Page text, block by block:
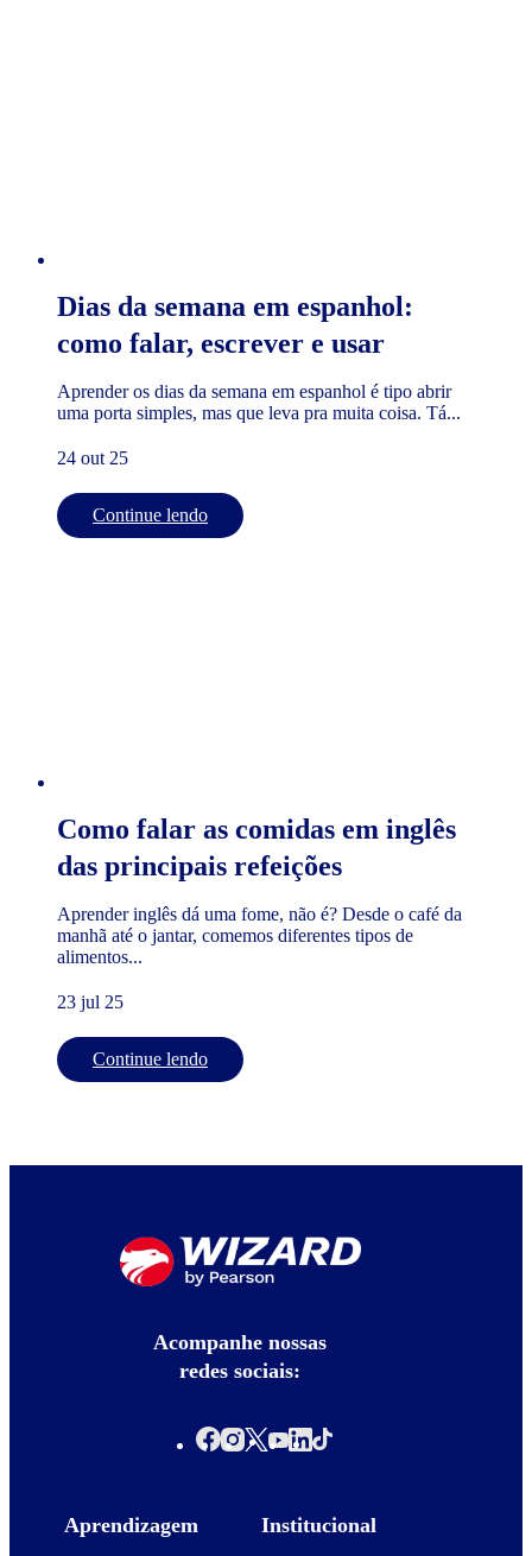
Dias da semana em espanhol:
como falar, escrever e usar
Aprender os dias da semana em espanhol é tipo abrir
uma porta simples, mas que leva pra muita coisa. Tá...
24 out 25
Continue lendo
Como falar as comidas em inglês
das principais refeições
Aprender inglês dá uma fome, não é? Desde o café da
manhã até o jantar, comemos diferentes tipos de
alimentos...
23 jul 25
Continue lendo
Acompanhe nossas
redes sociais:
Aprendizagem Institucional